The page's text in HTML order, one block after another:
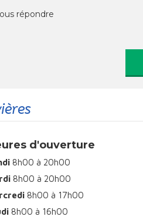
répondre
d'ouverture
8h00 à 20h00
8h00 à 20h00
8h00 à 17h00
8h00 à 16h00